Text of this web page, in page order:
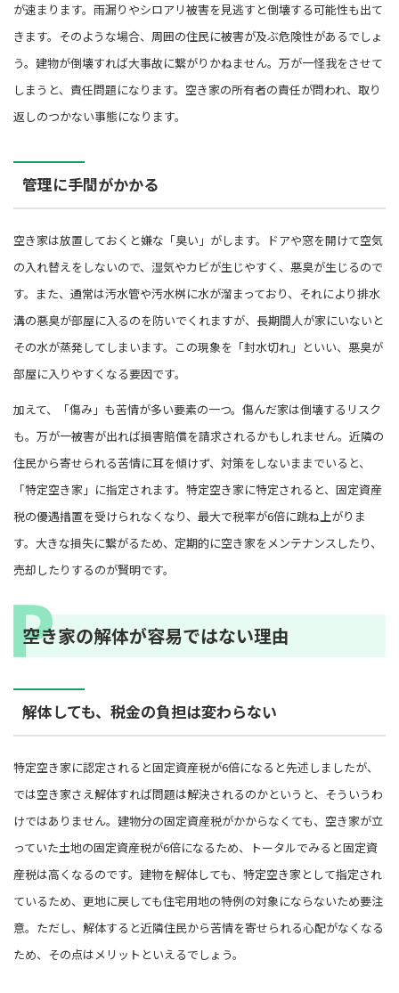
が速まります。雨漏りやシロアリ被害を見逃すと倒壊する可能性も出て
きます。そのような場合、周囲の住民に被害が及ぶ危険性があるでしょ
う。建物が倒壊すれば大事故に繋がりかねません。万が一怪我をさせて
しまうと、責任問題になります。空き家の所有者の責任が問われ、取り
返しのつかない事態になります。
管理に手間がかかる
空き家は放置しておくと嫌な「臭い」がします。ドアや窓を開けて空気
の入れ替えをしないので、湿気やカビが生じやすく、悪臭が生じるので
す。また、通常は汚水管や汚水桝に水が溜まっており、それにより排水
溝の悪臭が部屋に入るのを防いでくれますが、長期間人が家にいないと
その水が蒸発してしまいます。この現象を「封水切れ」といい、悪臭が
部屋に入りやすくなる要因です。
加えて、「傷み」も苦情が多い要素の一つ。傷んだ家は倒壊するリスク
も。万が一被害が出れば損害賠償を請求されるかもしれません。近隣の
住民から寄せられる苦情に耳を傾けず、対策をしないままでいると、
「特定空き家」に指定されます。特定空き家に特定されると、固定資産
税の優遇措置を受けられなくなり、最大で税率が6倍に跳ね上がりま
す。大きな損失に繋がるため、定期的に空き家をメンテナンスしたり、
売却したりするのが賢明です。
空き家の解体が容易ではない理由
解体しても、税金の負担は変わらない
特定空き家に認定されると固定資産税が6倍になると先述しましたが、
では空き家さえ解体すれば問題は解決されるのかというと、そういうわ
けではありません。建物分の固定資産税がかからなくても、空き家が立
っていた土地の固定資産税が6倍になるため、トータルでみると固定資
産税は高くなるのです。建物を解体しても、特定空き家として指定され
ているため、更地に戻しても住宅用地の特例の対象にならないため要注
意。ただし、解体すると近隣住民から苦情を寄せられる心配がなくなる
ため、その点はメリットといえるでしょう。